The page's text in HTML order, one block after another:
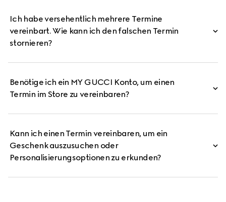
Ich habe versehentlich mehrere Termine
vereinbart. Wie kann ich den falschen Termin
stornieren?
Benötige ich ein MY GUCCI Konto, um einen
Termin im Store zu vereinbaren?
Kann ich einen Termin vereinbaren, um ein
Geschenk auszusuchen oder
Personalisierungsoptionen zu erkunden?